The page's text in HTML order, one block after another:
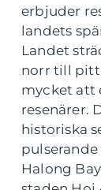
erbjuder
landets
Landet
norr till
mycket att
resenärer.
historiska
Halong